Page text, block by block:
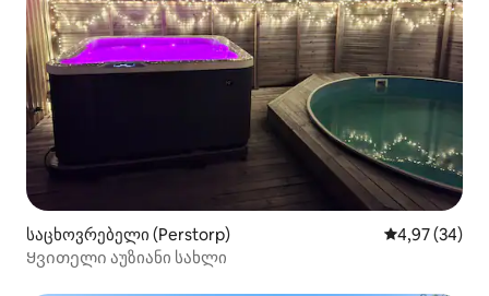
საცხოვრებელი (Perstorp) საშუალო
4,97 (34)
Ყვითელი აუზიანი სახლი